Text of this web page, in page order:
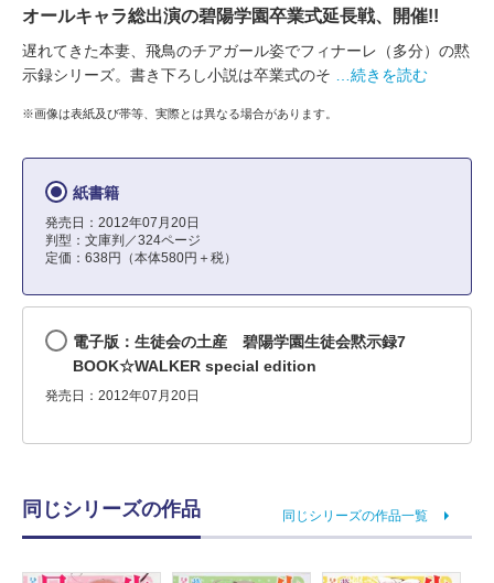
オールキャラ総出演の碧陽学園卒業式延長戦、開催!!
遅れてきた本妻、飛鳥のチアガール姿でフィナーレ（多分）の黙
示録シリーズ。書き下ろし小説は卒業式のそ
…続きを読む
※画像は表紙及び帯等、実際とは異なる場合があります。
紙書籍
発売日：2012年07月20日
判型：文庫判／324ページ
定価：638円（本体580円＋税）
電子版：生徒会の土産 碧陽学園生徒会黙示録7
BOOK☆WALKER special edition
発売日：2012年07月20日
同じシリーズの作品 同じシリーズの作品一覧